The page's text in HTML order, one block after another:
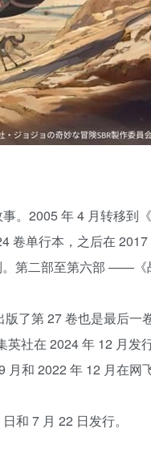
。2005 年 4 月转移到
单行本，之后在 2017
第二部至第六部 ——
了第 27 卷也是最后一
社在 2024 年 12 月发
和 2022 年 12 月在网
和 7 月 22 日发行。